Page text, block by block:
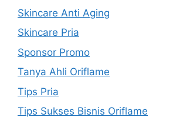
Skincare Anti Aging
Skincare Pria
Sponsor Promo
Tanya Ahli Oriflame
Tips Pria
Tips Sukses Bisnis Oriflame